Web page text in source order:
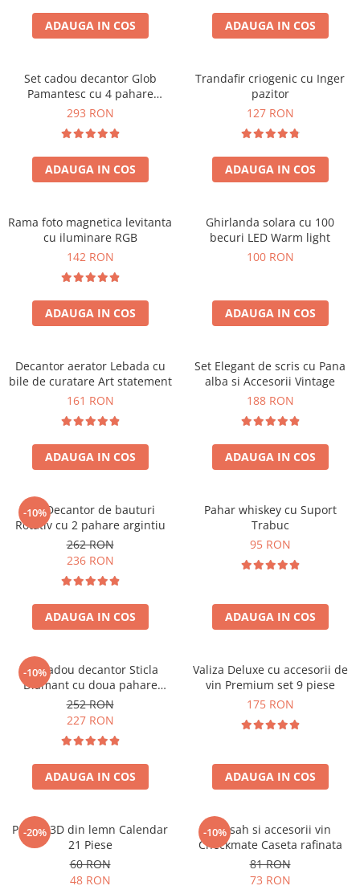
Cadouri Fete
Pentru Copilul din tine
Cadouri de Casa Noua
Cadouri Majorat
Cadouri pentru Nasi
Cadouri pentru Bunici
Cadouri pentru Prieteni
Cel ce are tot
Cadouri Nunta si Cununie civila
Cani si Termosuri
Jocuri si Puzzle
Seturi de caligrafie
Cadouri Sfantul Alexandru
Cadouri Constantin si Elena
Cadouri Sfanta Maria
Cadouri Sfintii Mihail si Gavriil
ADAUGA IN COS ADAUGA IN COS
Set cadou decantor Glob
Pamantesc cu 4 pahare
Deluxe
293 RON
ADAUGA IN COS
Trandafir criogenic cu Inger
pazitor
127 RON
ADAUGA IN COS
Rama foto magnetica levitanta
cu iluminare RGB
142 RON
ADAUGA IN COS
Ghirlanda solara cu 100
becuri LED Warm light
100 RON
ADAUGA IN COS
Decantor aerator Lebada cu
bile de curatare Art statement
161 RON
ADAUGA IN COS
Set Elegant de scris cu Pana
alba si Accesorii Vintage
188 RON
ADAUGA IN COS
-10%
Set Decantor de bauturi
Rotativ cu 2 pahare argintiu
262 RON
236 RON
ADAUGA IN COS
Pahar whiskey cu Suport
Trabuc
95 RON
ADAUGA IN COS
-10%
Set cadou decantor Sticla
Diamant cu doua pahare
Deluxe
252 RON
227 RON
ADAUGA IN COS
Valiza Deluxe cu accesorii de
vin Premium set 9 piese
175 RON
ADAUGA IN COS
-20%
Puzzle 3D din lemn Calendar
21 Piese
60 RON
48 RON
-10%
Set sah si accesorii vin
Checkmate Caseta rafinata
81 RON
73 RON